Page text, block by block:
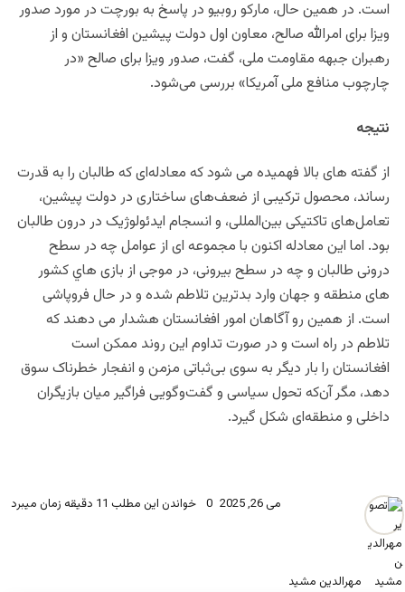
است. در همین حال، مارکو روبیو در پاسخ به بورچت در مورد صدور
ویزا برای امرالله صالح، معاون اول دولت پیشین افغانستان و از
رهبران جبهه مقاومت ملی، گفت، صدور ویزا برای صالح «در
چارچوب منافع ملی آمریکا» بررسی می‌شود.
نتیجه‌
از گفته های بالا فهمیده می شود که معادله‌ای که طالبان را به قدرت
رساند، محصول ترکیبی از ضعف‌های ساختاری در دولت پیشین،
تعامل‌های تاکتیکی بین‌المللی، و انسجام ایدئولوژیک در درون طالبان
بود. اما این معادله اکنون با مجموعه‌ ای از عوامل چه در سطح
درونی طالبان و چه در سطح بیرونی، در موجی از بازی هاي کشور
های منطقه و جهان وارد بدترین تلاطم شده و در حال فروپاشی
است. از همین رو آگاهان امور افغانستان هشدار می دهند که
تلاطم در راه است و در صورت تداوم این روند ممکن است
افغانستان را بار دیگر به سوی بی‌ثباتی مزمن و انفجار خطرناک سوق
دهد، مگر آن‌که تحول سیاسی و گفت‌وگویی فراگیر میان بازیگران
داخلی و منطقه‌ای شکل گیرد.
مهرالدین مشید
می 26, 2025 0 خواندن این مطلب 11 دقیقه زمان میبرد